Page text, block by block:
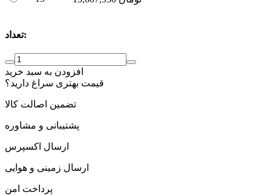
تعداد:
افزودن به سبد خرید
قیمت بهتری سراغ دارید؟
تضمین اصالت کالا
پشتیبانی و مشاوره
ارسال اکسپرس
ارسال زمینی و هوایی
پرداخت امن